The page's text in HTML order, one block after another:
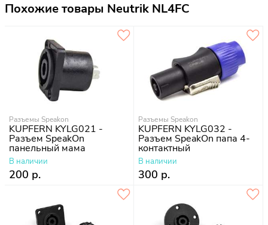
Похожие товары Neutrik NL4FC
Разъемы Speakon
KUPFERN KYLG021 -
Разъем SpeakOn
панельный мама
В наличии
200 р.
Разъемы Speakon
KUPFERN KYLG032 -
Разъем SpeakOn папа 4-
контактный
В наличии
300 р.